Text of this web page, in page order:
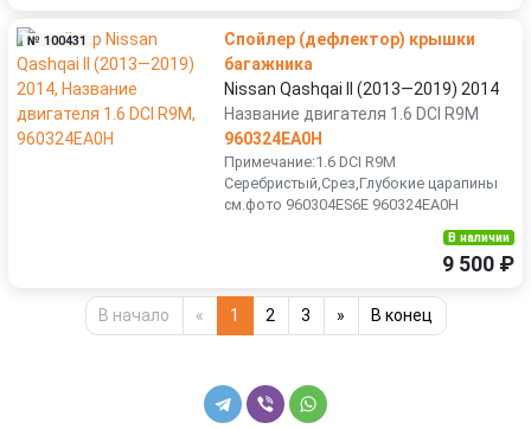
№ 100431
Спойлер (дефлектор) крышки
багажника
Nissan Qashqai II (2013—2019) 2014
Название двигателя 1.6 DCI R9M
960324EA0H
Примечание:1.6 DCI R9M
Серебристый,Срез,Глубокие царапины
см.фото 960304ES6E 960324EA0H
В наличии
9 500 ₽
В начало « 1 2 3 » В конец